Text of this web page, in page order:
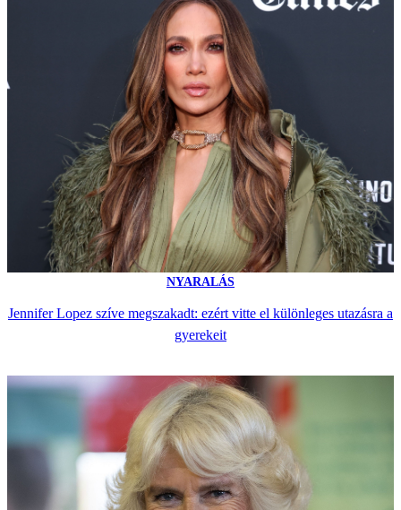
NYARALÁS
Jennifer Lopez szíve megszakadt: ezért vitte el különleges utazásra a
gyerekeit